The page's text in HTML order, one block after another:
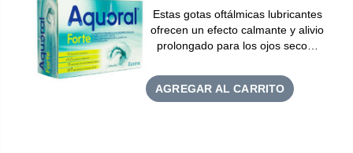
Estas gotas oftálmicas lubricantes
ofrecen un efecto calmante y alivio
prolongado para los ojos seco…
AGREGAR AL CARRITO